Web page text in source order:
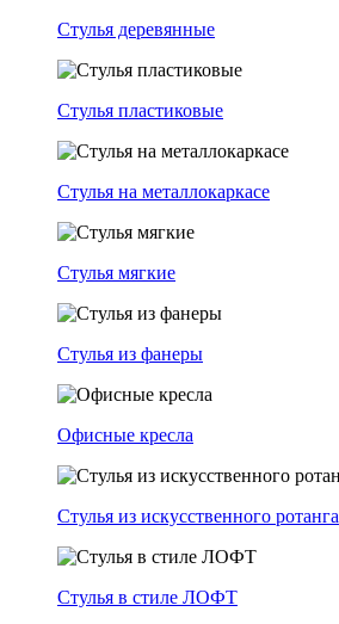
Стулья деревянные
Стулья пластиковые
Стулья на металлокаркасе
Стулья мягкие
Стулья из фанеры
Офисные кресла
Стулья из искусственного ротанга
Стулья в стиле ЛОФТ